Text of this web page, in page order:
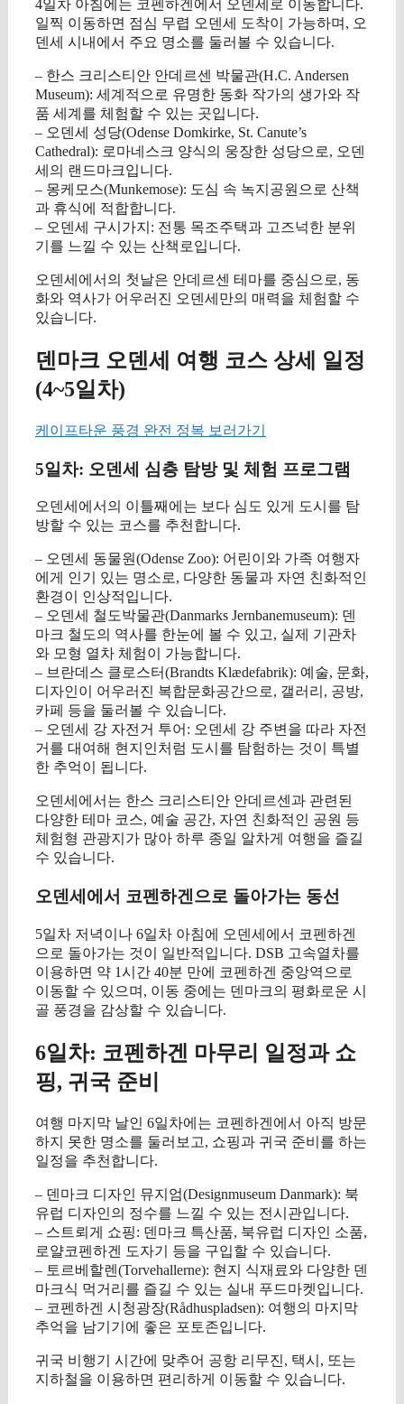
4일차 아침에는 코펜하겐에서 오덴세로 이동합니다.
일찍 이동하면 점심 무렵 오덴세 도착이 가능하며, 오
덴세 시내에서 주요 명소를 둘러볼 수 있습니다.
– 한스 크리스티안 안데르센 박물관(H.C. Andersen
Museum): 세계적으로 유명한 동화 작가의 생가와 작
품 세계를 체험할 수 있는 곳입니다.
– 오덴세 성당(Odense Domkirke, St. Canute’s
Cathedral): 로마네스크 양식의 웅장한 성당으로, 오덴
세의 랜드마크입니다.
– 몽케모스(Munkemose): 도심 속 녹지공원으로 산책
과 휴식에 적합합니다.
– 오덴세 구시가지: 전통 목조주택과 고즈넉한 분위
기를 느낄 수 있는 산책로입니다.
오덴세에서의 첫날은 안데르센 테마를 중심으로, 동
화와 역사가 어우러진 오덴세만의 매력을 체험할 수
있습니다.
덴마크 오덴세 여행 코스 상세 일정
(4~5일차)
케이프타운 풍경 완전 정복 보러가기
5일차: 오덴세 심층 탐방 및 체험 프로그램
오덴세에서의 이틀째에는 보다 심도 있게 도시를 탐
방할 수 있는 코스를 추천합니다.
– 오덴세 동물원(Odense Zoo): 어린이와 가족 여행자
에게 인기 있는 명소로, 다양한 동물과 자연 친화적인
환경이 인상적입니다.
– 오덴세 철도박물관(Danmarks Jernbanemuseum): 덴
마크 철도의 역사를 한눈에 볼 수 있고, 실제 기관차
와 모형 열차 체험이 가능합니다.
– 브란데스 클로스터(Brandts Klædefabrik): 예술, 문화,
디자인이 어우러진 복합문화공간으로, 갤러리, 공방,
카페 등을 둘러볼 수 있습니다.
– 오덴세 강 자전거 투어: 오덴세 강 주변을 따라 자전
거를 대여해 현지인처럼 도시를 탐험하는 것이 특별
한 추억이 됩니다.
오덴세에서는 한스 크리스티안 안데르센과 관련된
다양한 테마 코스, 예술 공간, 자연 친화적인 공원 등
체험형 관광지가 많아 하루 종일 알차게 여행을 즐길
수 있습니다.
오덴세에서 코펜하겐으로 돌아가는 동선
5일차 저녁이나 6일차 아침에 오덴세에서 코펜하겐
으로 돌아가는 것이 일반적입니다. DSB 고속열차를
이용하면 약 1시간 40분 만에 코펜하겐 중앙역으로
이동할 수 있으며, 이동 중에는 덴마크의 평화로운 시
골 풍경을 감상할 수 있습니다.
6일차: 코펜하겐 마무리 일정과 쇼
핑, 귀국 준비
여행 마지막 날인 6일차에는 코펜하겐에서 아직 방문
하지 못한 명소를 둘러보고, 쇼핑과 귀국 준비를 하는
일정을 추천합니다.
– 덴마크 디자인 뮤지엄(Designmuseum Danmark): 북
유럽 디자인의 정수를 느낄 수 있는 전시관입니다.
– 스트뢰게 쇼핑: 덴마크 특산품, 북유럽 디자인 소품,
로얄코펜하겐 도자기 등을 구입할 수 있습니다.
– 토르베할렌(Torvehallerne): 현지 식재료와 다양한 덴
마크식 먹거리를 즐길 수 있는 실내 푸드마켓입니다.
– 코펜하겐 시청광장(Rådhuspladsen): 여행의 마지막
추억을 남기기에 좋은 포토존입니다.
귀국 비행기 시간에 맞추어 공항 리무진, 택시, 또는
지하철을 이용하면 편리하게 이동할 수 있습니다.